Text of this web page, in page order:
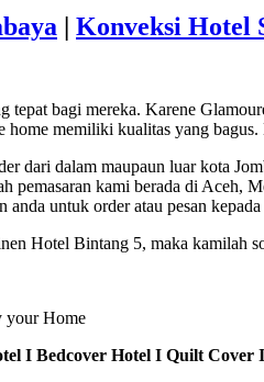
| Konveksi Hotel
tepat bagi mereka. Karene
memiliki kualitas yang
dari dalam maupaun luar kota
pemasaran kami berada di
untuk order atau pesan
Hotel Bintang 5, maka
your Home
I Bedcover Hotel I Quilt